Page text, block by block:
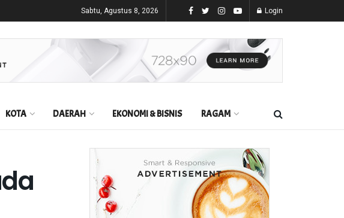
Sabtu, Agustus 8, 2026 Login
KOTA DAERAH EKONOMI & BISNIS RAGAM